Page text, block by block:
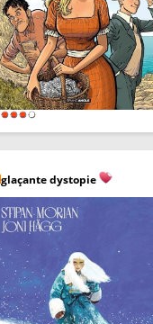
glaçante dystopie